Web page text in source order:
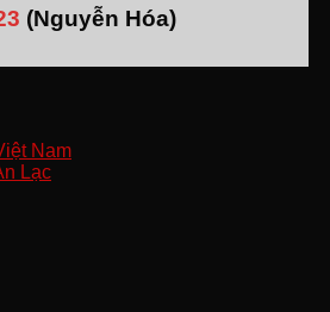
(Nguyễn Hóa)
Nam
Lạc